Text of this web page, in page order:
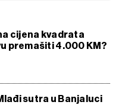
cijena kvadrata
premašiti 4.000 KM?
sutra u Banjaluci